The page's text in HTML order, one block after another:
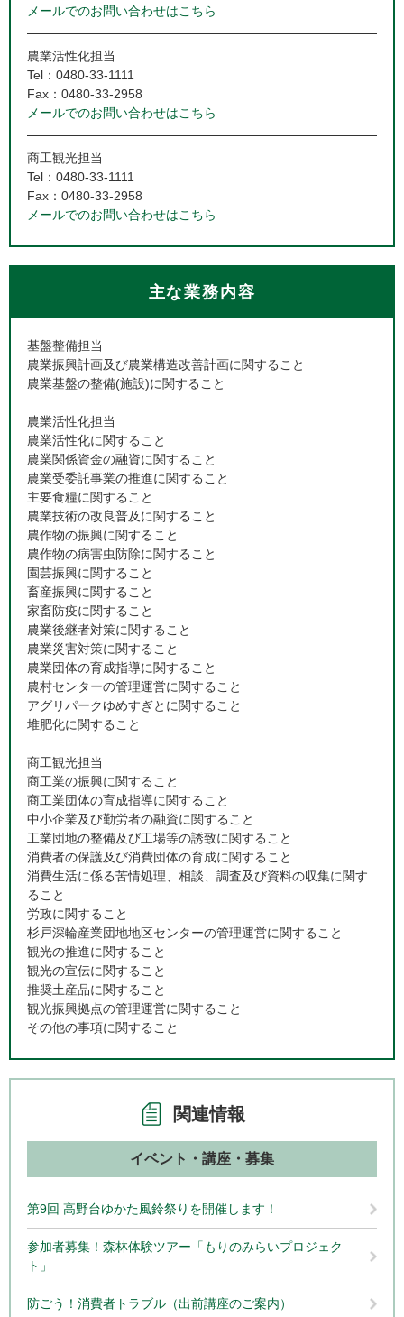
メールでのお問い合わせはこちら
農業活性化担当
Tel：0480-33-1111
Fax：0480-33-2958
メールでのお問い合わせはこちら
商工観光担当
Tel：0480-33-1111
Fax：0480-33-2958
メールでのお問い合わせはこちら
主な業務内容
基盤整備担当
農業振興計画及び農業構造改善計画に関すること
農業基盤の整備(施設)に関すること
農業活性化担当
農業活性化に関すること
農業関係資金の融資に関すること
農業受委託事業の推進に関すること
主要食糧に関すること
農業技術の改良普及に関すること
農作物の振興に関すること
農作物の病害虫防除に関すること
園芸振興に関すること
畜産振興に関すること
家畜防疫に関すること
農業後継者対策に関すること
農業災害対策に関すること
農業団体の育成指導に関すること
農村センターの管理運営に関すること
アグリパークゆめすぎとに関すること
堆肥化に関すること
商工観光担当
商工業の振興に関すること
商工業団体の育成指導に関すること
中小企業及び勤労者の融資に関すること
工業団地の整備及び工場等の誘致に関すること
消費者の保護及び消費団体の育成に関すること
消費生活に係る苦情処理、相談、調査及び資料の収集に関す
ること
労政に関すること
杉戸深輪産業団地地区センターの管理運営に関すること
観光の推進に関すること
観光の宣伝に関すること
推奨土産品に関すること
観光振興拠点の管理運営に関すること
その他の事項に関すること
関連情報
イベント・講座・募集
第9回 高野台ゆかた風鈴祭りを開催します！
参加者募集！森林体験ツアー「もりのみらいプロジェク
ト」
防ごう！消費者トラブル（出前講座のご案内）